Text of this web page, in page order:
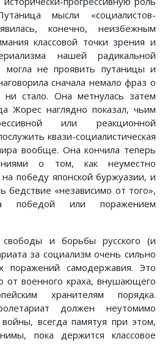
мысли «социалистов-
конечно, неизбежным
классовой точки зрения и
нашей радикальной
могла не проявить путаницы и
сначала немало фраз о
стало. Она метнулась затем
Жорес наглядно показал, чьим
или реакционной
квази-социалистическая
вообще. Она кончила теперь
о том, как неуместно
на победу японской буржуазии, и
бедствие «независимо от того»,
победой или поражением
и борьбы русского (и
за социализм очень сильно
поражений самодержавия. Это
от военного краха, внушающего
хранителям порядка.
должен неутомимо
всегда памятуя при этом,
пока держится классовое